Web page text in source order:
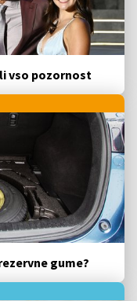
vso pozornost
gume?